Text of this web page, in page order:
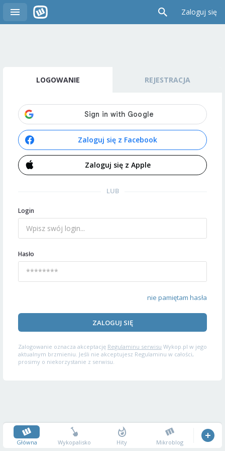
Zaloguj się
LOGOWANIE REJESTRACJA
Zaloguj się z Facebook
Zaloguj się z Apple
LUB
Login
Hasło
nie pamiętam hasła
ZALOGUJ SIĘ
Zalogowanie oznacza akceptację Regulaminu serwisu Wykop.pl w jego
aktualnym brzmieniu. Jeśli nie akceptujesz Regulaminu w całości,
prosimy o niekorzystanie z serwisu.
Główna Wykopalisko Hity Mikroblog